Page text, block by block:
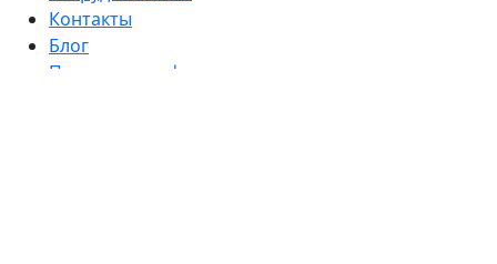
Контакты
Блог
Политика конфиденциальности